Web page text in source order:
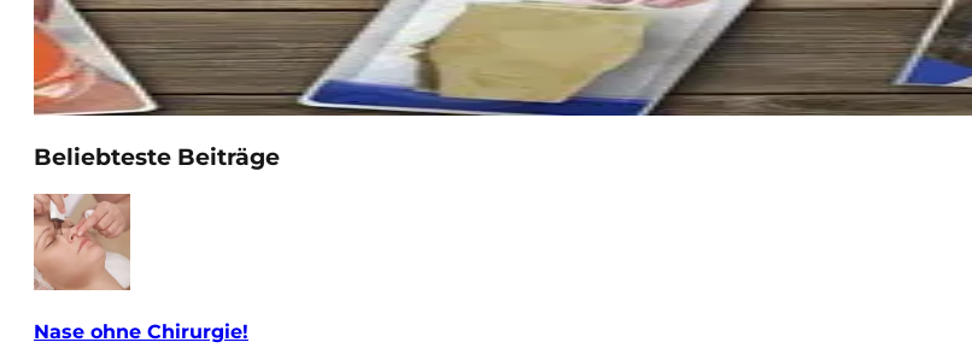
Beliebteste Beiträge
Nase ohne Chirurgie!